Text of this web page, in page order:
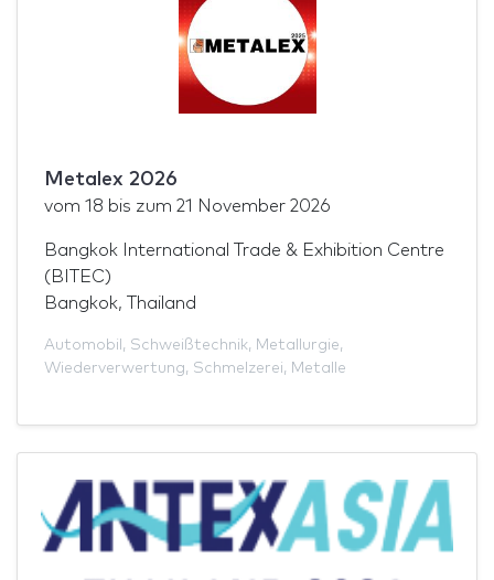
Metalex 2026
vom 18 bis zum 21 November 2026
Bangkok International Trade & Exhibition Centre
(BITEC)
Bangkok, Thailand
Automobil , Schweißtechnik, Metallurgie,
Wiederverwertung, Schmelzerei, Metalle